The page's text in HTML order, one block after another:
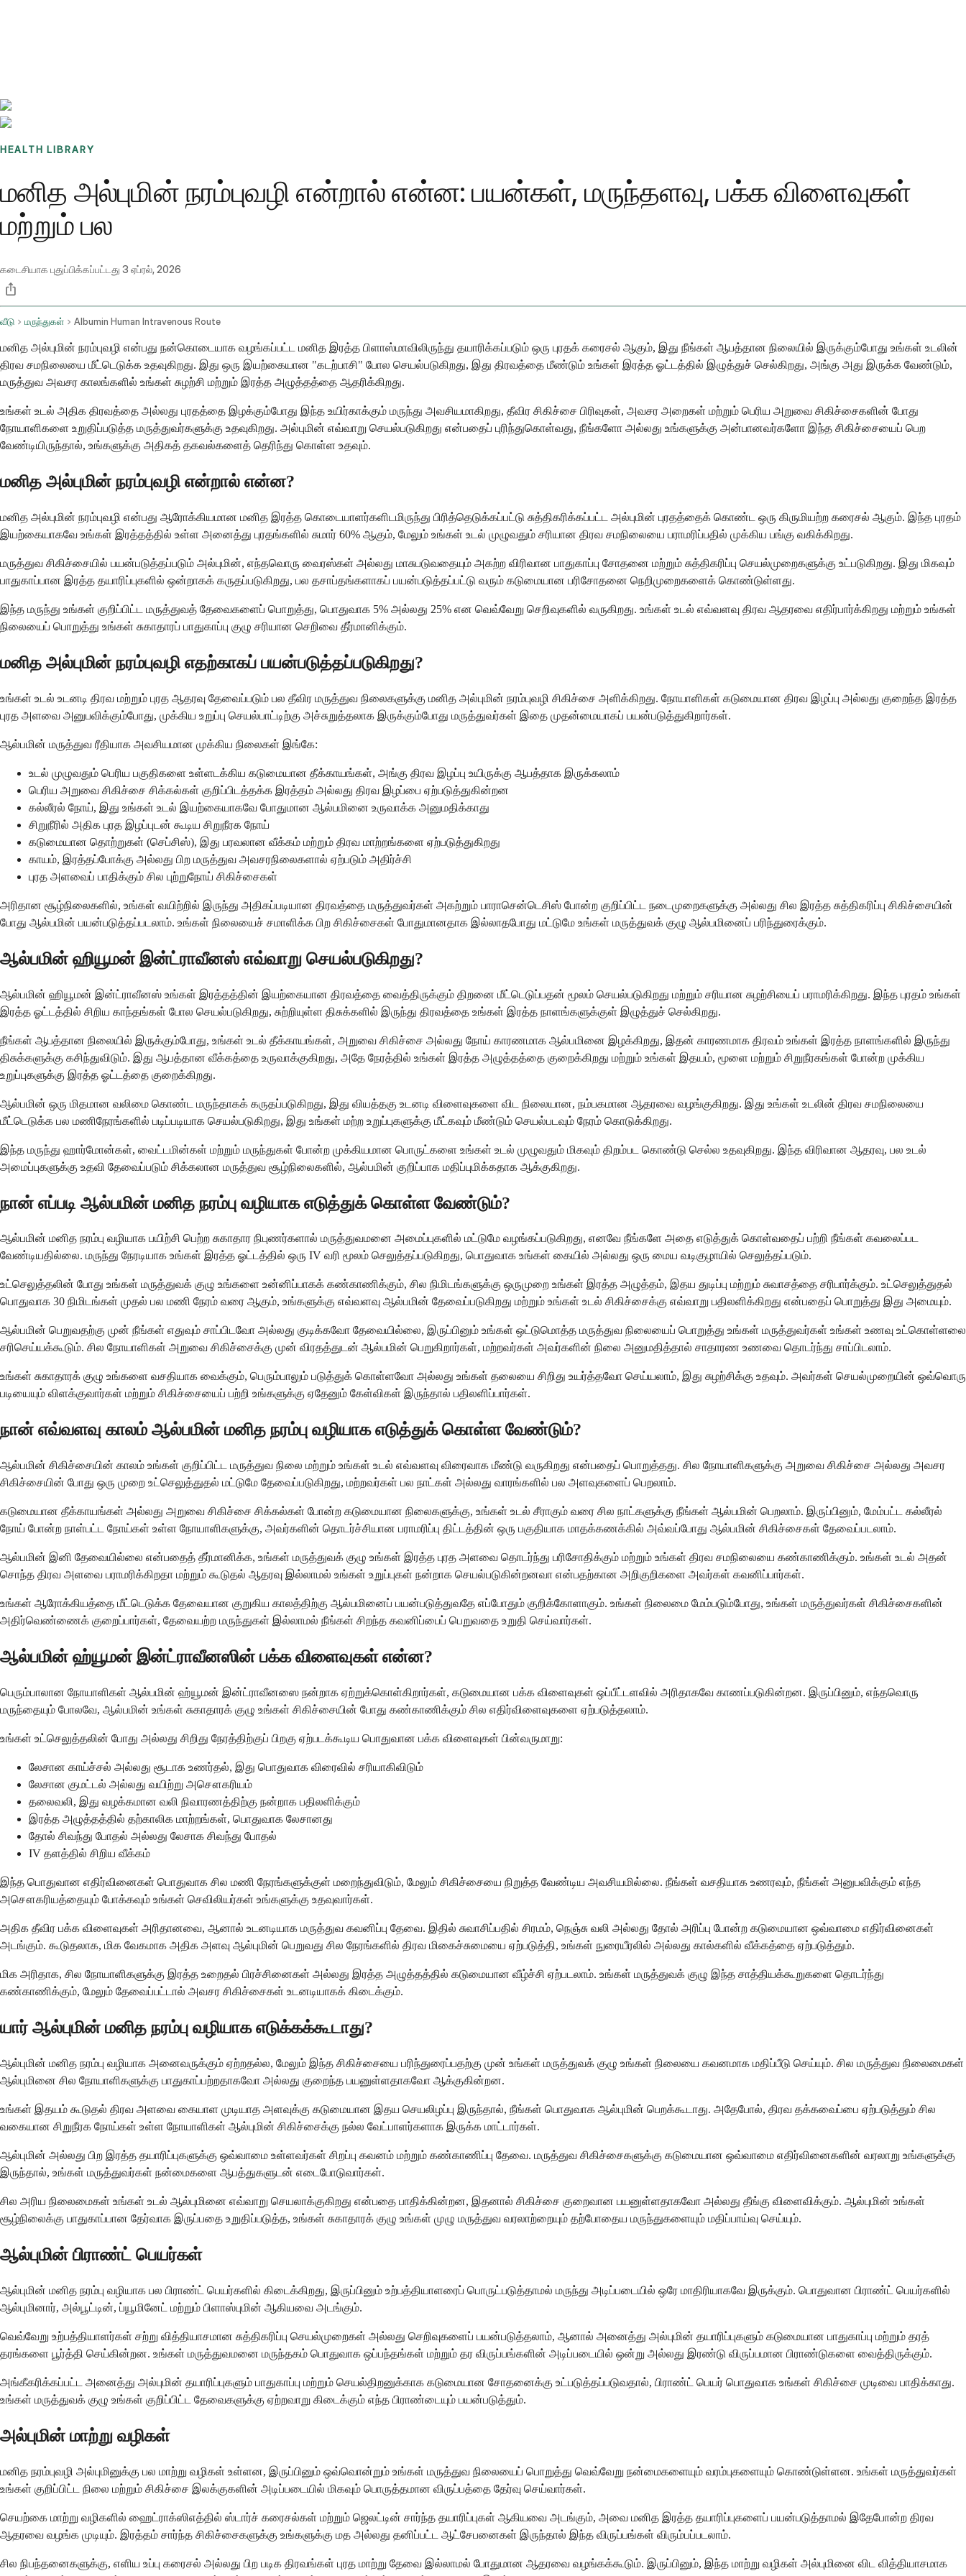
HEALTH LIBRARY
மனித அல்புமின் நரம்புவழி என்றால் என்ன: பயன்கள், மருந்தளவு, பக்க விளைவுகள்
மற்றும் பல
கடைசியாக புதுப்பிக்கப்பட்டது 3 ஏப்ரல், 2026
வீடு மருந்துகள் Albumin Human Intravenous Route
மனித அல்புமின் நரம்புவழி என்பது நன்கொடையாக வழங்கப்பட்ட மனித இரத்த பிளாஸ்மாவிலிருந்து தயாரிக்கப்படும் ஒரு புரதக் கரைசல் ஆகும், இது நீங்கள் ஆபத்தான நிலையில் இருக்கும்போது உங்கள் உடலின்
திரவ சமநிலையை மீட்டெடுக்க உதவுகிறது. இது ஒரு இயற்கையான "கடற்பாசி" போல செயல்படுகிறது, இது திரவத்தை மீண்டும் உங்கள் இரத்த ஓட்டத்தில் இழுத்துச் செல்கிறது, அங்கு அது இருக்க வேண்டும்,
மருத்துவ அவசர காலங்களில் உங்கள் சுழற்சி மற்றும் இரத்த அழுத்தத்தை ஆதரிக்கிறது.
உங்கள் உடல் அதிக திரவத்தை அல்லது புரதத்தை இழக்கும்போது இந்த உயிர்காக்கும் மருந்து அவசியமாகிறது, தீவிர சிகிச்சை பிரிவுகள், அவசர அறைகள் மற்றும் பெரிய அறுவை சிகிச்சைகளின் போது
நோயாளிகளை உறுதிப்படுத்த மருத்துவர்களுக்கு உதவுகிறது. அல்புமின் எவ்வாறு செயல்படுகிறது என்பதைப் புரிந்துகொள்வது, நீங்களோ அல்லது உங்களுக்கு அன்பானவர்களோ இந்த சிகிச்சையைப் பெற
வேண்டியிருந்தால், உங்களுக்கு அதிகத் தகவல்களைத் தெரிந்து கொள்ள உதவும்.
மனித அல்புமின் நரம்புவழி என்றால் என்ன?
மனித அல்புமின் நரம்புவழி என்பது ஆரோக்கியமான மனித இரத்த கொடையாளர்களிடமிருந்து பிரித்தெடுக்கப்பட்டு சுத்திகரிக்கப்பட்ட அல்புமின் புரதத்தைக் கொண்ட ஒரு கிருமியற்ற கரைசல் ஆகும். இந்த புரதம்
இயற்கையாகவே உங்கள் இரத்தத்தில் உள்ள அனைத்து புரதங்களில் சுமார் 60% ஆகும், மேலும் உங்கள் உடல் முழுவதும் சரியான திரவ சமநிலையை பராமரிப்பதில் முக்கிய பங்கு வகிக்கிறது.
மருத்துவ சிகிச்சையில் பயன்படுத்தப்படும் அல்புமின், எந்தவொரு வைரஸ்கள் அல்லது மாசுபடுவதையும் அகற்ற விரிவான பாதுகாப்பு சோதனை மற்றும் சுத்திகரிப்பு செயல்முறைகளுக்கு உட்படுகிறது. இது மிகவும்
பாதுகாப்பான இரத்த தயாரிப்புகளில் ஒன்றாகக் கருதப்படுகிறது, பல தசாப்தங்களாகப் பயன்படுத்தப்பட்டு வரும் கடுமையான பரிசோதனை நெறிமுறைகளைக் கொண்டுள்ளது.
இந்த மருந்து உங்கள் குறிப்பிட்ட மருத்துவத் தேவைகளைப் பொறுத்து, பொதுவாக 5% அல்லது 25% என வெவ்வேறு செறிவுகளில் வருகிறது. உங்கள் உடல் எவ்வளவு திரவ ஆதரவை எதிர்பார்க்கிறது மற்றும் உங்கள்
நிலையைப் பொறுத்து உங்கள் சுகாதாரப் பாதுகாப்பு குழு சரியான செறிவை தீர்மானிக்கும்.
மனித அல்புமின் நரம்புவழி எதற்காகப் பயன்படுத்தப்படுகிறது?
உங்கள் உடல் உடனடி திரவ மற்றும் புரத ஆதரவு தேவைப்படும் பல தீவிர மருத்துவ நிலைகளுக்கு மனித அல்புமின் நரம்புவழி சிகிச்சை அளிக்கிறது. நோயாளிகள் கடுமையான திரவ இழப்பு அல்லது குறைந்த இரத்த
புரத அளவை அனுபவிக்கும்போது, ​​முக்கிய உறுப்பு செயல்பாட்டிற்கு அச்சுறுத்தலாக இருக்கும்போது மருத்துவர்கள் இதை முதன்மையாகப் பயன்படுத்துகிறார்கள்.
ஆல்பமின் மருத்துவ ரீதியாக அவசியமான முக்கிய நிலைகள் இங்கே:
உடல் முழுவதும் பெரிய பகுதிகளை உள்ளடக்கிய கடுமையான தீக்காயங்கள், அங்கு திரவ இழப்பு உயிருக்கு ஆபத்தாக இருக்கலாம்
பெரிய அறுவை சிகிச்சை சிக்கல்கள் குறிப்பிடத்தக்க இரத்தம் அல்லது திரவ இழப்பை ஏற்படுத்துகின்றன
கல்லீரல் நோய், இது உங்கள் உடல் இயற்கையாகவே போதுமான ஆல்பமினை உருவாக்க அனுமதிக்காது
சிறுநீரில் அதிக புரத இழப்புடன் கூடிய சிறுநீரக நோய்
கடுமையான தொற்றுகள் (செப்சிஸ்), இது பரவலான வீக்கம் மற்றும் திரவ மாற்றங்களை ஏற்படுத்துகிறது
காயம், இரத்தப்போக்கு அல்லது பிற மருத்துவ அவசரநிலைகளால் ஏற்படும் அதிர்ச்சி
புரத அளவைப் பாதிக்கும் சில புற்றுநோய் சிகிச்சைகள்
அரிதான சூழ்நிலைகளில், உங்கள் வயிற்றில் இருந்து அதிகப்படியான திரவத்தை மருத்துவர்கள் அகற்றும் பாராசென்டெசிஸ் போன்ற குறிப்பிட்ட நடைமுறைகளுக்கு அல்லது சில இரத்த சுத்திகரிப்பு சிகிச்சையின்
போது ஆல்பமின் பயன்படுத்தப்படலாம். உங்கள் நிலையைச் சமாளிக்க பிற சிகிச்சைகள் போதுமானதாக இல்லாதபோது மட்டுமே உங்கள் மருத்துவக் குழு ஆல்பமினைப் பரிந்துரைக்கும்.
ஆல்பமின் ஹியூமன் இன்ட்ராவீனஸ் எவ்வாறு செயல்படுகிறது?
ஆல்பமின் ஹியூமன் இன்ட்ராவீனஸ் உங்கள் இரத்தத்தின் இயற்கையான திரவத்தை வைத்திருக்கும் திறனை மீட்டெடுப்பதன் மூலம் செயல்படுகிறது மற்றும் சரியான சுழற்சியைப் பராமரிக்கிறது. இந்த புரதம் உங்கள்
இரத்த ஓட்டத்தில் சிறிய காந்தங்கள் போல செயல்படுகிறது, சுற்றியுள்ள திசுக்களில் இருந்து திரவத்தை உங்கள் இரத்த நாளங்களுக்குள் இழுத்துச் செல்கிறது.
நீங்கள் ஆபத்தான நிலையில் இருக்கும்போது, ​​உங்கள் உடல் தீக்காயங்கள், அறுவை சிகிச்சை அல்லது நோய் காரணமாக ஆல்பமினை இழக்கிறது, இதன் காரணமாக திரவம் உங்கள் இரத்த நாளங்களில் இருந்து
திசுக்களுக்கு கசிந்துவிடும். இது ஆபத்தான வீக்கத்தை உருவாக்குகிறது, அதே நேரத்தில் உங்கள் இரத்த அழுத்தத்தை குறைக்கிறது மற்றும் உங்கள் இதயம், மூளை மற்றும் சிறுநீரகங்கள் போன்ற முக்கிய
உறுப்புகளுக்கு இரத்த ஓட்டத்தை குறைக்கிறது.
ஆல்பமின் ஒரு மிதமான வலிமை கொண்ட மருந்தாகக் கருதப்படுகிறது, இது வியத்தகு உடனடி விளைவுகளை விட நிலையான, நம்பகமான ஆதரவை வழங்குகிறது. இது உங்கள் உடலின் திரவ சமநிலையை
மீட்டெடுக்க பல மணிநேரங்களில் படிப்படியாக செயல்படுகிறது, இது உங்கள் மற்ற உறுப்புகளுக்கு மீட்கவும் மீண்டும் செயல்படவும் நேரம் கொடுக்கிறது.
இந்த மருந்து ஹார்மோன்கள், வைட்டமின்கள் மற்றும் மருந்துகள் போன்ற முக்கியமான பொருட்களை உங்கள் உடல் முழுவதும் மிகவும் திறம்பட கொண்டு செல்ல உதவுகிறது. இந்த விரிவான ஆதரவு, பல உடல்
அமைப்புகளுக்கு உதவி தேவைப்படும் சிக்கலான மருத்துவ சூழ்நிலைகளில், ஆல்பமின் குறிப்பாக மதிப்புமிக்கதாக ஆக்குகிறது.
நான் எப்படி ஆல்பமின் மனித நரம்பு வழியாக எடுத்துக் கொள்ள வேண்டும்?
ஆல்பமின் மனித நரம்பு வழியாக பயிற்சி பெற்ற சுகாதார நிபுணர்களால் மருத்துவமனை அமைப்புகளில் மட்டுமே வழங்கப்படுகிறது, எனவே நீங்களே அதை எடுத்துக் கொள்வதைப் பற்றி நீங்கள் கவலைப்பட
வேண்டியதில்லை. மருந்து நேரடியாக உங்கள் இரத்த ஓட்டத்தில் ஒரு IV வரி மூலம் செலுத்தப்படுகிறது, பொதுவாக உங்கள் கையில் அல்லது ஒரு மைய வடிகுழாயில் செலுத்தப்படும்.
உட்செலுத்தலின் போது உங்கள் மருத்துவக் குழு உங்களை உன்னிப்பாகக் கண்காணிக்கும், சில நிமிடங்களுக்கு ஒருமுறை உங்கள் இரத்த அழுத்தம், இதய துடிப்பு மற்றும் சுவாசத்தை சரிபார்க்கும். உட்செலுத்துதல்
பொதுவாக 30 நிமிடங்கள் முதல் பல மணி நேரம் வரை ஆகும், உங்களுக்கு எவ்வளவு ஆல்பமின் தேவைப்படுகிறது மற்றும் உங்கள் உடல் சிகிச்சைக்கு எவ்வாறு பதிலளிக்கிறது என்பதைப் பொறுத்து இது அமையும்.
ஆல்பமின் பெறுவதற்கு முன் நீங்கள் எதுவும் சாப்பிடவோ அல்லது குடிக்கவோ தேவையில்லை, இருப்பினும் உங்கள் ஒட்டுமொத்த மருத்துவ நிலையைப் பொறுத்து உங்கள் மருத்துவர்கள் உங்கள் உணவு உட்கொள்ளலை
சரிசெய்யக்கூடும். சில நோயாளிகள் அறுவை சிகிச்சைக்கு முன் விரதத்துடன் ஆல்பமின் பெறுகிறார்கள், மற்றவர்கள் அவர்களின் நிலை அனுமதித்தால் சாதாரண உணவை தொடர்ந்து சாப்பிடலாம்.
உங்கள் சுகாதாரக் குழு உங்களை வசதியாக வைக்கும், பெரும்பாலும் படுத்துக் கொள்ளவோ அல்லது உங்கள் தலையை சிறிது உயர்த்தவோ செய்யலாம், இது சுழற்சிக்கு உதவும். அவர்கள் செயல்முறையின் ஒவ்வொரு
படியையும் விளக்குவார்கள் மற்றும் சிகிச்சையைப் பற்றி உங்களுக்கு ஏதேனும் கேள்விகள் இருந்தால் பதிலளிப்பார்கள்.
நான் எவ்வளவு காலம் ஆல்பமின் மனித நரம்பு வழியாக எடுத்துக் கொள்ள வேண்டும்?
ஆல்பமின் சிகிச்சையின் காலம் உங்கள் குறிப்பிட்ட மருத்துவ நிலை மற்றும் உங்கள் உடல் எவ்வளவு விரைவாக மீண்டு வருகிறது என்பதைப் பொறுத்தது. சில நோயாளிகளுக்கு அறுவை சிகிச்சை அல்லது அவசர
சிகிச்சையின் போது ஒரு முறை உட்செலுத்துதல் மட்டுமே தேவைப்படுகிறது, மற்றவர்கள் பல நாட்கள் அல்லது வாரங்களில் பல அளவுகளைப் பெறலாம்.
கடுமையான தீக்காயங்கள் அல்லது அறுவை சிகிச்சை சிக்கல்கள் போன்ற கடுமையான நிலைகளுக்கு, உங்கள் உடல் சீராகும் வரை சில நாட்களுக்கு நீங்கள் ஆல்பமின் பெறலாம். இருப்பினும், மேம்பட்ட கல்லீரல்
நோய் போன்ற நாள்பட்ட நோய்கள் உள்ள நோயாளிகளுக்கு, அவர்களின் தொடர்ச்சியான பராமரிப்பு திட்டத்தின் ஒரு பகுதியாக மாதக்கணக்கில் அவ்வப்போது ஆல்பமின் சிகிச்சைகள் தேவைப்படலாம்.
ஆல்பமின் இனி தேவையில்லை என்பதைத் தீர்மானிக்க, உங்கள் மருத்துவக் குழு உங்கள் இரத்த புரத அளவை தொடர்ந்து பரிசோதிக்கும் மற்றும் உங்கள் திரவ சமநிலையை கண்காணிக்கும். உங்கள் உடல் அதன்
சொந்த திரவ அளவை பராமரிக்கிறதா மற்றும் கூடுதல் ஆதரவு இல்லாமல் உங்கள் உறுப்புகள் நன்றாக செயல்படுகின்றனவா என்பதற்கான அறிகுறிகளை அவர்கள் கவனிப்பார்கள்.
உங்கள் ஆரோக்கியத்தை மீட்டெடுக்க தேவையான குறுகிய காலத்திற்கு ஆல்பமினைப் பயன்படுத்துவதே எப்போதும் குறிக்கோளாகும். உங்கள் நிலைமை மேம்படும்போது, ​​உங்கள் மருத்துவர்கள் சிகிச்சைகளின்
அதிர்வெண்ணைக் குறைப்பார்கள், தேவையற்ற மருந்துகள் இல்லாமல் நீங்கள் சிறந்த கவனிப்பைப் பெறுவதை உறுதி செய்வார்கள்.
ஆல்பமின் ஹ்யூமன் இன்ட்ராவீனஸின் பக்க விளைவுகள் என்ன?
பெரும்பாலான நோயாளிகள் ஆல்பமின் ஹ்யூமன் இன்ட்ராவீனஸை நன்றாக ஏற்றுக்கொள்கிறார்கள், கடுமையான பக்க விளைவுகள் ஒப்பீட்டளவில் அரிதாகவே காணப்படுகின்றன. இருப்பினும், எந்தவொரு
மருந்தையும் போலவே, ஆல்பமின் உங்கள் சுகாதாரக் குழு உங்கள் சிகிச்சையின் போது கண்காணிக்கும் சில எதிர்விளைவுகளை ஏற்படுத்தலாம்.
உங்கள் உட்செலுத்தலின் போது அல்லது சிறிது நேரத்திற்குப் பிறகு ஏற்படக்கூடிய பொதுவான பக்க விளைவுகள் பின்வருமாறு:
லேசான காய்ச்சல் அல்லது சூடாக உணர்தல், இது பொதுவாக விரைவில் சரியாகிவிடும்
லேசான குமட்டல் அல்லது வயிற்று அசௌகரியம்
தலைவலி, இது வழக்கமான வலி நிவாரணத்திற்கு நன்றாக பதிலளிக்கும்
இரத்த அழுத்தத்தில் தற்காலிக மாற்றங்கள், பொதுவாக லேசானது
தோல் சிவந்து போதல் அல்லது லேசாக சிவந்து போதல்
IV தளத்தில் சிறிய வீக்கம்
இந்த பொதுவான எதிர்வினைகள் பொதுவாக சில மணி நேரங்களுக்குள் மறைந்துவிடும், மேலும் சிகிச்சையை நிறுத்த வேண்டிய அவசியமில்லை. நீங்கள் வசதியாக உணரவும், நீங்கள் அனுபவிக்கும் எந்த
அசௌகரியத்தையும் போக்கவும் உங்கள் செவிலியர்கள் உங்களுக்கு உதவுவார்கள்.
அதிக தீவிர பக்க விளைவுகள் அரிதானவை, ஆனால் உடனடியாக மருத்துவ கவனிப்பு தேவை. இதில் சுவாசிப்பதில் சிரமம், நெஞ்சு வலி அல்லது தோல் அரிப்பு போன்ற கடுமையான ஒவ்வாமை எதிர்வினைகள்
அடங்கும். கூடுதலாக, மிக வேகமாக அதிக அளவு ஆல்புமின் பெறுவது சில நேரங்களில் திரவ மிகைச்சுமையை ஏற்படுத்தி, உங்கள் நுரையீரலில் அல்லது கால்களில் வீக்கத்தை ஏற்படுத்தும்.
மிக அரிதாக, சில நோயாளிகளுக்கு இரத்த உறைதல் பிரச்சினைகள் அல்லது இரத்த அழுத்தத்தில் கடுமையான வீழ்ச்சி ஏற்படலாம். உங்கள் மருத்துவக் குழு இந்த சாத்தியக்கூறுகளை தொடர்ந்து
கண்காணிக்கும், மேலும் தேவைப்பட்டால் அவசர சிகிச்சைகள் உடனடியாகக் கிடைக்கும்.
யார் ஆல்புமின் மனித நரம்பு வழியாக எடுக்கக்கூடாது?
ஆல்புமின் மனித நரம்பு வழியாக அனைவருக்கும் ஏற்றதல்ல, மேலும் இந்த சிகிச்சையை பரிந்துரைப்பதற்கு முன் உங்கள் மருத்துவக் குழு உங்கள் நிலையை கவனமாக மதிப்பீடு செய்யும். சில மருத்துவ நிலைமைகள்
ஆல்புமினை சில நோயாளிகளுக்கு பாதுகாப்பற்றதாகவோ அல்லது குறைந்த பயனுள்ளதாகவோ ஆக்குகின்றன.
உங்கள் இதயம் கூடுதல் திரவ அளவை கையாள முடியாத அளவுக்கு கடுமையான இதய செயலிழப்பு இருந்தால், நீங்கள் பொதுவாக ஆல்புமின் பெறக்கூடாது. அதேபோல், திரவ தக்கவைப்பை ஏற்படுத்தும் சில
வகையான சிறுநீரக நோய்கள் உள்ள நோயாளிகள் ஆல்புமின் சிகிச்சைக்கு நல்ல வேட்பாளர்களாக இருக்க மாட்டார்கள்.
ஆல்புமின் அல்லது பிற இரத்த தயாரிப்புகளுக்கு ஒவ்வாமை உள்ளவர்கள் சிறப்பு கவனம் மற்றும் கண்காணிப்பு தேவை. மருத்துவ சிகிச்சைகளுக்கு கடுமையான ஒவ்வாமை எதிர்வினைகளின் வரலாறு உங்களுக்கு
இருந்தால், உங்கள் மருத்துவர்கள் நன்மைகளை ஆபத்துகளுடன் எடைபோடுவார்கள்.
சில அரிய நிலைமைகள் உங்கள் உடல் ஆல்புமினை எவ்வாறு செயலாக்குகிறது என்பதை பாதிக்கின்றன, இதனால் சிகிச்சை குறைவான பயனுள்ளதாகவோ அல்லது தீங்கு விளைவிக்கும். ஆல்புமின் உங்கள்
சூழ்நிலைக்கு பாதுகாப்பான தேர்வாக இருப்பதை உறுதிப்படுத்த, உங்கள் சுகாதாரக் குழு உங்கள் முழு மருத்துவ வரலாற்றையும் தற்போதைய மருந்துகளையும் மதிப்பாய்வு செய்யும்.
ஆல்புமின் பிராண்ட் பெயர்கள்
ஆல்புமின் மனித நரம்பு வழியாக பல பிராண்ட் பெயர்களில் கிடைக்கிறது, இருப்பினும் உற்பத்தியாளரைப் பொருட்படுத்தாமல் மருந்து அடிப்படையில் ஒரே மாதிரியாகவே இருக்கும். பொதுவான பிராண்ட் பெயர்களில்
ஆல்புமினார், அல்பூட்டின், ப்யூமினேட் மற்றும் பிளாஸ்புமின் ஆகியவை அடங்கும்.
வெவ்வேறு உற்பத்தியாளர்கள் சற்று வித்தியாசமான சுத்திகரிப்பு செயல்முறைகள் அல்லது செறிவுகளைப் பயன்படுத்தலாம், ஆனால் அனைத்து அல்புமின் தயாரிப்புகளும் கடுமையான பாதுகாப்பு மற்றும் தரத்
தரங்களை பூர்த்தி செய்கின்றன. உங்கள் மருத்துவமனை மருந்தகம் பொதுவாக ஒப்பந்தங்கள் மற்றும் தர விருப்பங்களின் அடிப்படையில் ஒன்று அல்லது இரண்டு விருப்பமான பிராண்டுகளை வைத்திருக்கும்.
அங்கீகரிக்கப்பட்ட அனைத்து அல்புமின் தயாரிப்புகளும் பாதுகாப்பு மற்றும் செயல்திறனுக்காக கடுமையான சோதனைக்கு உட்படுத்தப்படுவதால், பிராண்ட் பெயர் பொதுவாக உங்கள் சிகிச்சை முடிவை பாதிக்காது.
உங்கள் மருத்துவக் குழு உங்கள் குறிப்பிட்ட தேவைகளுக்கு ஏற்றவாறு கிடைக்கும் எந்த பிராண்டையும் பயன்படுத்தும்.
அல்புமின் மாற்று வழிகள்
மனித நரம்புவழி அல்புமினுக்கு பல மாற்று வழிகள் உள்ளன, இருப்பினும் ஒவ்வொன்றும் உங்கள் மருத்துவ நிலையைப் பொறுத்து வெவ்வேறு நன்மைகளையும் வரம்புகளையும் கொண்டுள்ளன. உங்கள் மருத்துவர்கள்
உங்கள் குறிப்பிட்ட நிலை மற்றும் சிகிச்சை இலக்குகளின் அடிப்படையில் மிகவும் பொருத்தமான விருப்பத்தை தேர்வு செய்வார்கள்.
செயற்கை மாற்று வழிகளில் ஹைட்ராக்ஸிஎத்தில் ஸ்டார்ச் கரைசல்கள் மற்றும் ஜெலட்டின் சார்ந்த தயாரிப்புகள் ஆகியவை அடங்கும், அவை மனித இரத்த தயாரிப்புகளைப் பயன்படுத்தாமல் இதேபோன்ற திரவ
ஆதரவை வழங்க முடியும். இரத்தம் சார்ந்த சிகிச்சைகளுக்கு உங்களுக்கு மத அல்லது தனிப்பட்ட ஆட்சேபனைகள் இருந்தால் இந்த விருப்பங்கள் விரும்பப்படலாம்.
சில நிபந்தனைகளுக்கு, எளிய உப்பு கரைசல் அல்லது பிற படிக திரவங்கள் புரத மாற்று தேவை இல்லாமல் போதுமான ஆதரவை வழங்கக்கூடும். இருப்பினும், இந்த மாற்று வழிகள் அல்புமினை விட வித்தியாசமாக